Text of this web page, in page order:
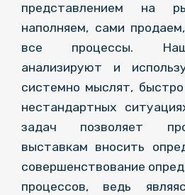
представлением на
наполняем, сами
все процессы.
анализируют и
системно мыслят,
нестандартных
задач позволяет
выставкам вносить
совершенствование
процессов, ведь